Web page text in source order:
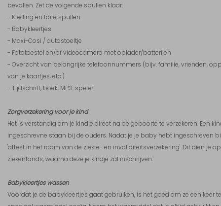
bevallen. Zet de volgende spullen klaar:
- Kleding en toiletspullen
- Babykleertjes
- Maxi-Cosi / autostoeltje
- Fototoestel en/of videocamera met oplader/batterijen
- Overzicht van belangrijke telefoonnummers (bijv. familie, vrienden,
van je kaartjes, etc.)
- Tijdschrift, boek, MP3-speler
Zorgverzekering voor je kind
Het is verstandig om je kindje direct na de geboorte te verzekeren. Een
ingeschrevne staan bij de ouders. Nadat je je baby hebt ingeschreven
'attest in het raam van de ziekte- en invaliditeitsverzekering'. Dit dien je
ziekenfonds, waarna deze je kindje zal inschrijven.
Babykleertjes wassen
Voordat je de babykleertjes gaat gebruiken, is het goed om ze een keer